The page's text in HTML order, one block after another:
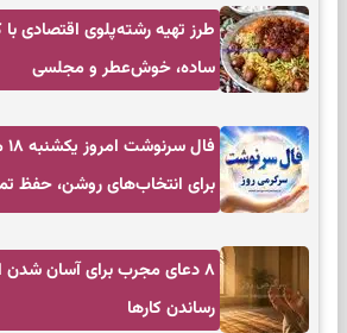
طرز تهیه رشته‌پلوی اقتصادی
ساده، خوش‌عطر و مجلسی
برای انتخاب‌های روشن، حفظ
۸ دعای مجرب برای آسان شدن
رساندن کار‌ها